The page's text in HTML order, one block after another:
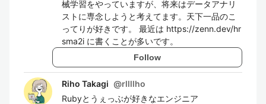
械学習をやっていますが、将来はデータアナリ
ストに専念しようと考えてます。天下一品のこ
ってりが好きです。 最近は https://zenn.dev/hr
sma2i に書くことが多いです。
Follow
Riho Takagi @rllllho
Rubyとうぇっぶが好きなエンジニア